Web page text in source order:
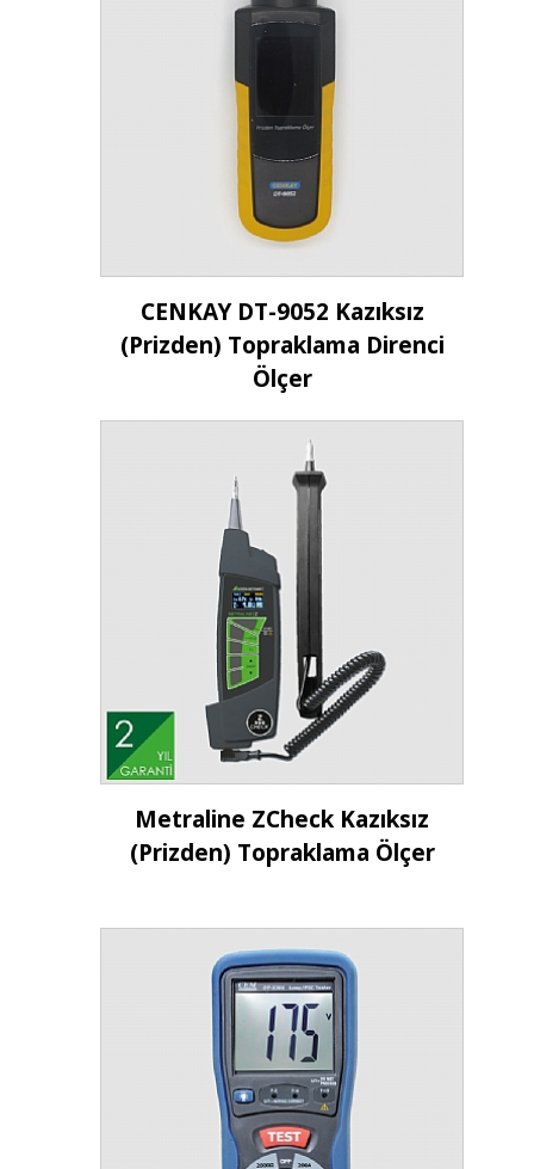
İncele
CENKAY DT-9052 Kazıksız
(Prizden) Topraklama Direnci
Ölçer
İncele
Metraline ZCheck Kazıksız
(Prizden) Topraklama Ölçer